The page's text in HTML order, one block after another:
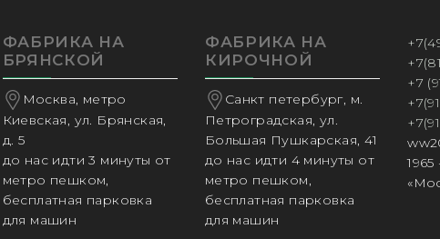
ФАБРИКА НА
БРЯНСКОЙ
Москва, метро
Киевская, ул. Брянская,
д. 5
до нас идти 3 минуты от
метро пешком,
бесплатная парковка
для машин
ФАБРИКА НА
КИРОЧНОЙ
Санкт петербург, м.
Петроградская, ул.
Большая Пушкарская, 41
до нас идти 4 минуты от
метро пешком,
бесплатная парковка
для машин
+7